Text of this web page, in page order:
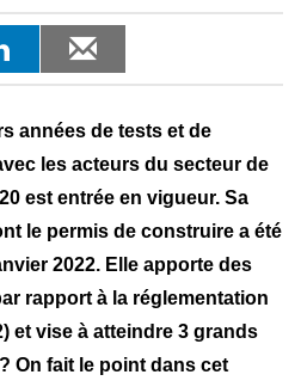
années de tests et de
les acteurs du secteur de
est entrée en vigueur. Sa
le permis de construire a été
2022. Elle apporte des
rapport à la réglementation
et vise à atteindre 3 grands
On fait le point dans cet